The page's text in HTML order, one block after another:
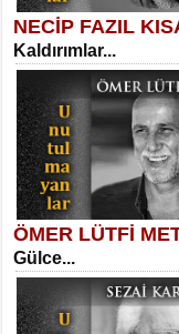
SELAHATTİN
İnsanın Zindanı...
MEHMET TAŞTAN
Vagon’da Bir
Kadir Ünal
Ayağıma Dolanan
Mehmet Çoban
Elmira...
NECİP FAZIL
Kaldırımlar...
ÖMER LÜTFİ
Gülce...